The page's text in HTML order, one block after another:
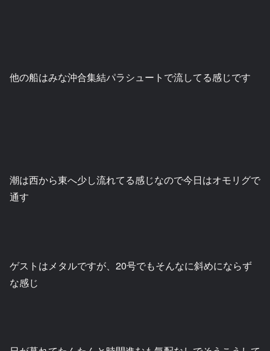
他の船はみな沖合集結パラシュートで流してる感じです
潮は西から東へ少し流れてる感じなので今日はオモリグで
通す
ゲストはメタルですが、20号でもそんなに斜めにならず
な感じ